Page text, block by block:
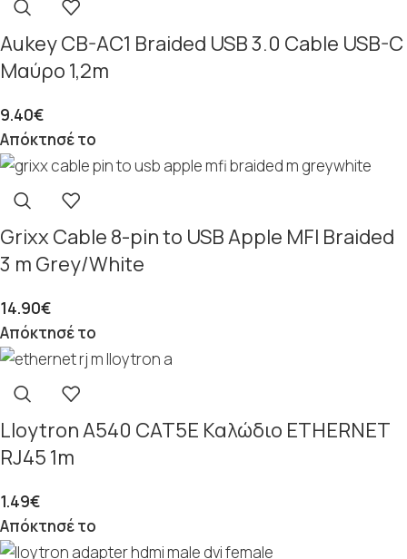
Aukey CB-AC1 Braided USB 3.0 Cable USB-C
Μαύρο 1,2m
9.40€
Απόκτησέ το
Grixx Cable 8-pin to USB Apple MFI Braided
3 m Grey/White
14.90€
Απόκτησέ το
Lloytron A540 CAT5E Καλώδιο ETHERNET
RJ45 1m
1.49€
Απόκτησέ το